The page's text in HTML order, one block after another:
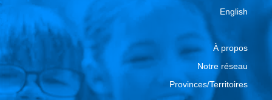
English
À propos
Notre réseau
Provinces/Territoires